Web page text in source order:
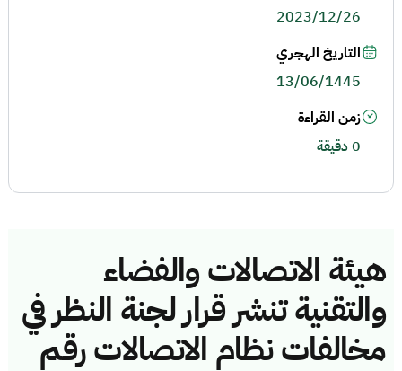
هيئة الاتصالات والفضاء
والتقنية تنشر قرار لجنة النظر في
مخالفات نظام الاتصالات رقم
2023/12/26
التاريخ الهجري
13/06/1445
زمن القراءة
0 دقيقة